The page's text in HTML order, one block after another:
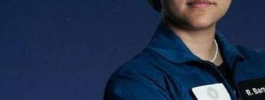
సౌదీ అరేబియా ఈ ఏడాది చివర్లో అంతరిక్షంలోకి
వ్యోమగామి అలీ అల్-ఖర్నీతో అంతరిక్షంలోకి
సందర్శించే మొదటి సౌదీ వ్యోమగాములుగా చరిత్ర
మొదటి మహిళా వ్యోమగామిని ప్రయోగించాలనే నిర్ణయం